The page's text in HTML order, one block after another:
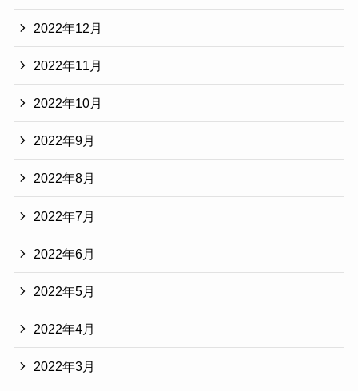
2022年12月
2022年11月
2022年10月
2022年9月
2022年8月
2022年7月
2022年6月
2022年5月
2022年4月
2022年3月